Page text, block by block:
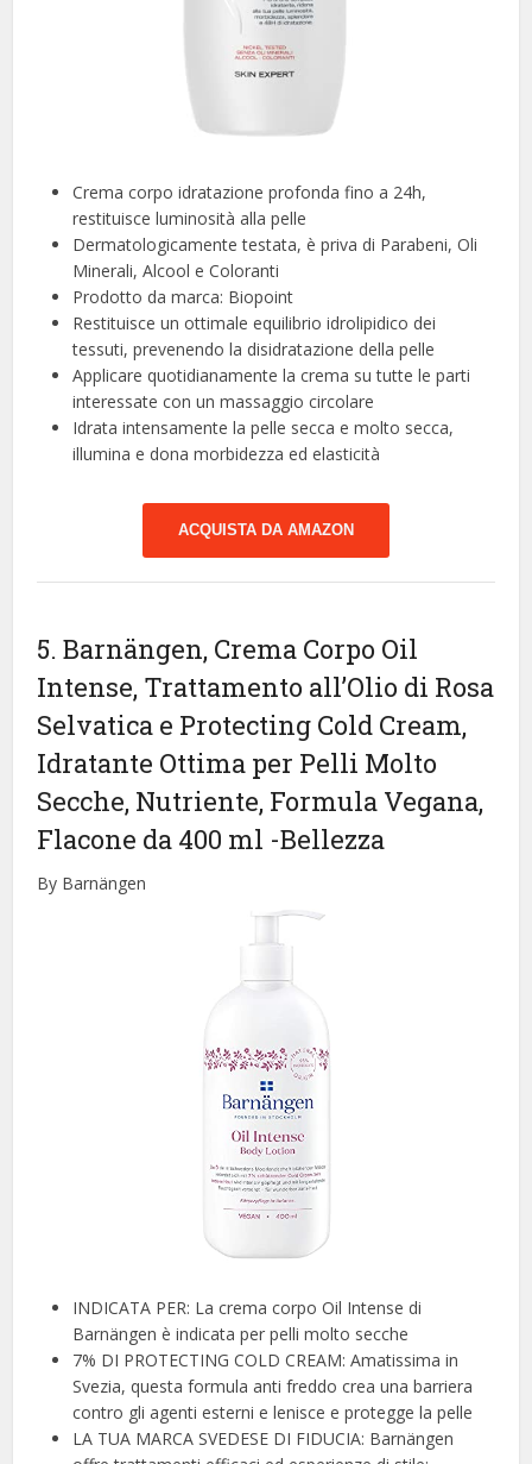
Crema corpo idratazione profonda fino a 24h,
restituisce luminosità alla pelle
Dermatologicamente testata, è priva di Parabeni, Oli
Minerali, Alcool e Coloranti
Prodotto da marca: Biopoint
Restituisce un ottimale equilibrio idrolipidico dei
tessuti, prevenendo la disidratazione della pelle
Applicare quotidianamente la crema su tutte le parti
interessate con un massaggio circolare
Idrata intensamente la pelle secca e molto secca,
illumina e dona morbidezza ed elasticità
ACQUISTA DA AMAZON
5. Barnängen, Crema Corpo Oil
Intense, Trattamento all’Olio di Rosa
Selvatica e Protecting Cold Cream,
Idratante Ottima per Pelli Molto
Secche, Nutriente, Formula Vegana,
Flacone da 400 ml -Bellezza
By Barnängen
INDICATA PER: La crema corpo Oil Intense di
Barnängen è indicata per pelli molto secche
7% DI PROTECTING COLD CREAM: Amatissima in
Svezia, questa formula anti freddo crea una barriera
contro gli agenti esterni e lenisce e protegge la pelle
LA TUA MARCA SVEDESE DI FIDUCIA: Barnängen